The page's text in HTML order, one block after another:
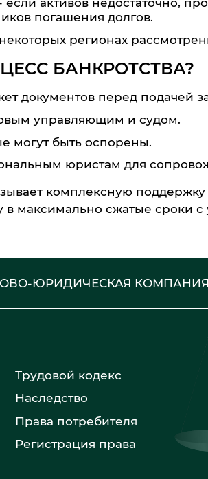
погашения долгов.
регионах
БАНКРОТСТВА?
документов перед подачей
управляющим и судом.
могут быть оспорены.
юристам для
комплексную поддержку
максимально сжатые сроки с
ЮРИДИЧЕСКАЯ КОМПАНИЯ
Трудовой кодекс
Наследство
Права потребителя
Регистрация права